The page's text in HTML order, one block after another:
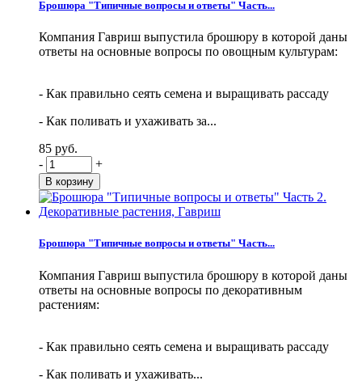
Брошюра "Типичные вопросы и ответы" Часть...
Компания Гавриш выпустила брошюру в которой даны
ответы на основные вопросы по овощным культурам:
- Как правильно сеять семена и выращивать рассаду
- Как поливать и ухаживать за...
85 руб.
-
+
Брошюра "Типичные вопросы и ответы" Часть...
Компания Гавриш выпустила брошюру в которой даны
ответы на основные вопросы по декоративным
растениям:
- Как правильно сеять семена и выращивать рассаду
- Как поливать и ухаживать...